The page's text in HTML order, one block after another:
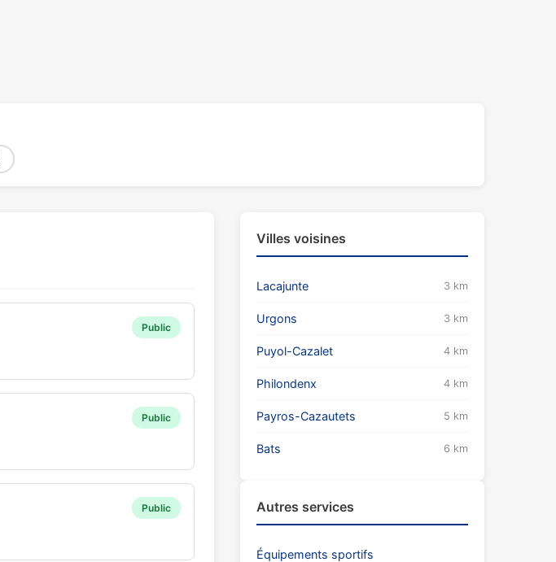
Public
Public
Public
Villes voisines
Lacajunte 3 km
Urgons 3 km
Puyol-Cazalet 4 km
Philondenx 4 km
Payros-Cazautets 5 km
Bats 6 km
Autres services
Équipements sportifs